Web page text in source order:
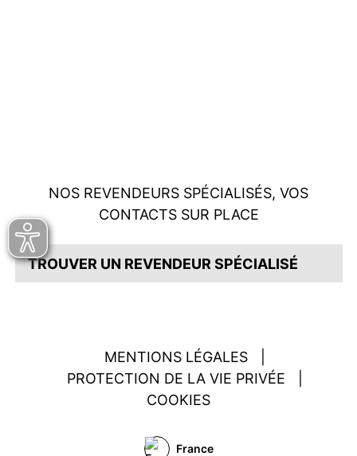
NOS REVENDEURS SPÉCIALISÉS, VOS
CONTACTS SUR PLACE
TROUVER UN REVENDEUR SPÉCIALISÉ
MENTIONS LÉGALES
PROTECTION DE LA VIE PRIVÉE
COOKIES
France